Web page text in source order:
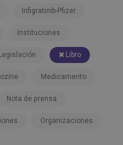
Infigratinib-Pfizer
Instituciones
Legislación Libro
Medicamento
Nota de prensa
Organizaciones